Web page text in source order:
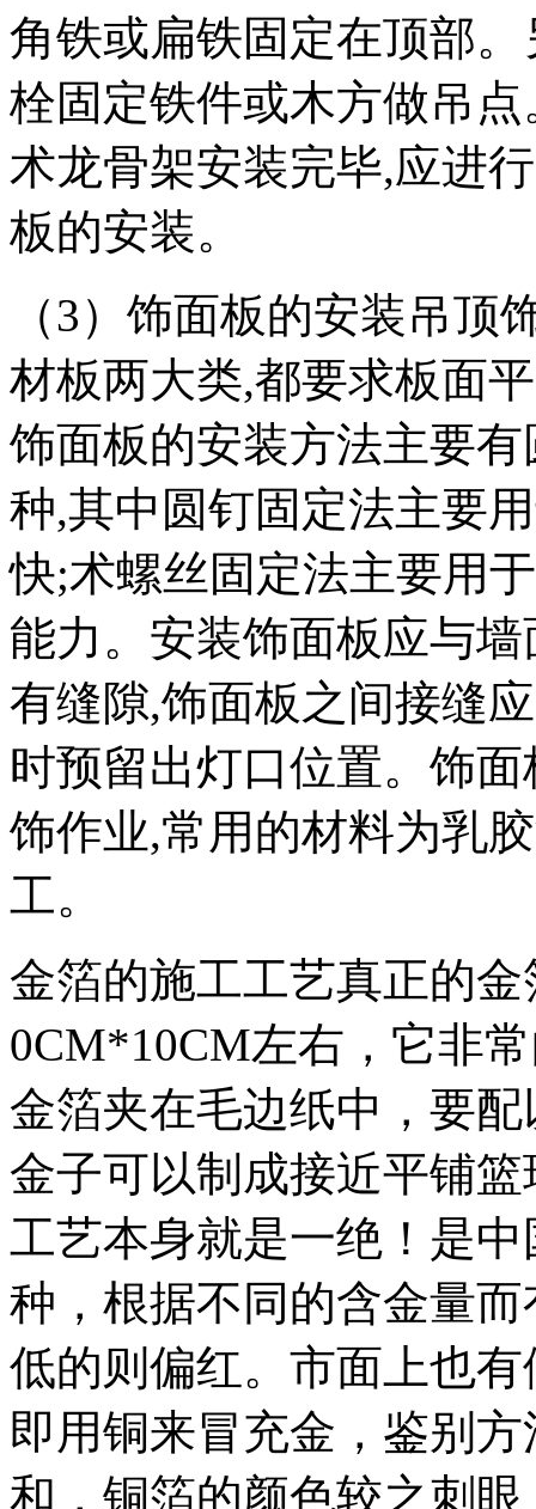
角铁或扁铁固定在顶部
栓固定铁件或木方做吊
术龙骨架安装完毕,应进
板的安装。
（3）饰面板的安装吊
材板两大类,都要求板面
饰面板的安装方法主要
种,其中圆钉固定法主要
快;术螺丝固定法主要用
能力。安装饰面板应与
有缝隙,饰面板之间接缝
时预留出灯口位置。饰
饰作业,常用的材料为乳
工。
金箔的施工工艺真正的
0CM*10CM左右，它非
金箔夹在毛边纸中，要
金子可以制成接近平铺
工艺本身就是一绝！是
种，根据不同的含金量
低的则偏红。市面上也
即用铜来冒充金，鉴别
和，铜箔的颜色较之刺